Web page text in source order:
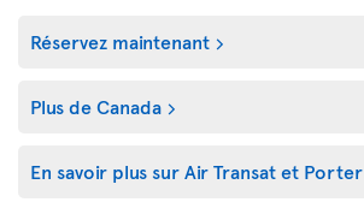
Réservez maintenant
Plus de Canada
En savoir plus sur Air Transat et Porter